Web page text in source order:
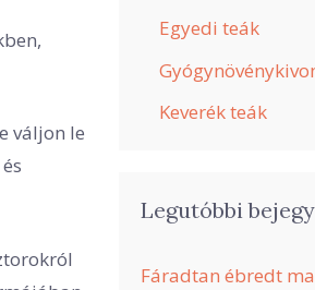
váljon le
Egyedi teák
Keverék teák
Legutóbbi
Fáradtan ébredt ma